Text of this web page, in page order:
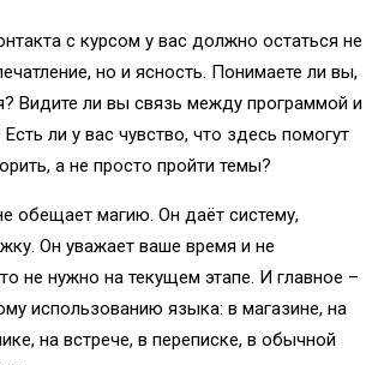
с курсом у вас должно остаться не
но и ясность. Понимаете ли вы,
Видите ли вы связь между программой и
ли у вас чувство, что здесь помогут
а не просто пройти темы?
обещает магию. Он даёт систему,
Он уважает ваше время и не
не нужно на текущем этапе. И главное –
использованию языка: в магазине, на
на встрече, в переписке, в обычной